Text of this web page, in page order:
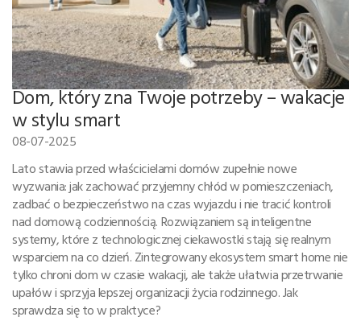
Dom, który zna Twoje potrzeby – wakacje
w stylu smart
08-07-2025
Lato stawia przed właścicielami domów zupełnie nowe
wyzwania: jak zachować przyjemny chłód w pomieszczeniach,
zadbać o bezpieczeństwo na czas wyjazdu i nie tracić kontroli
nad domową codziennością. Rozwiązaniem są inteligentne
systemy, które z technologicznej ciekawostki stają się realnym
wsparciem na co dzień. Zintegrowany ekosystem smart home nie
tylko chroni dom w czasie wakacji, ale także ułatwia przetrwanie
upałów i sprzyja lepszej organizacji życia rodzinnego. Jak
sprawdza się to w praktyce?